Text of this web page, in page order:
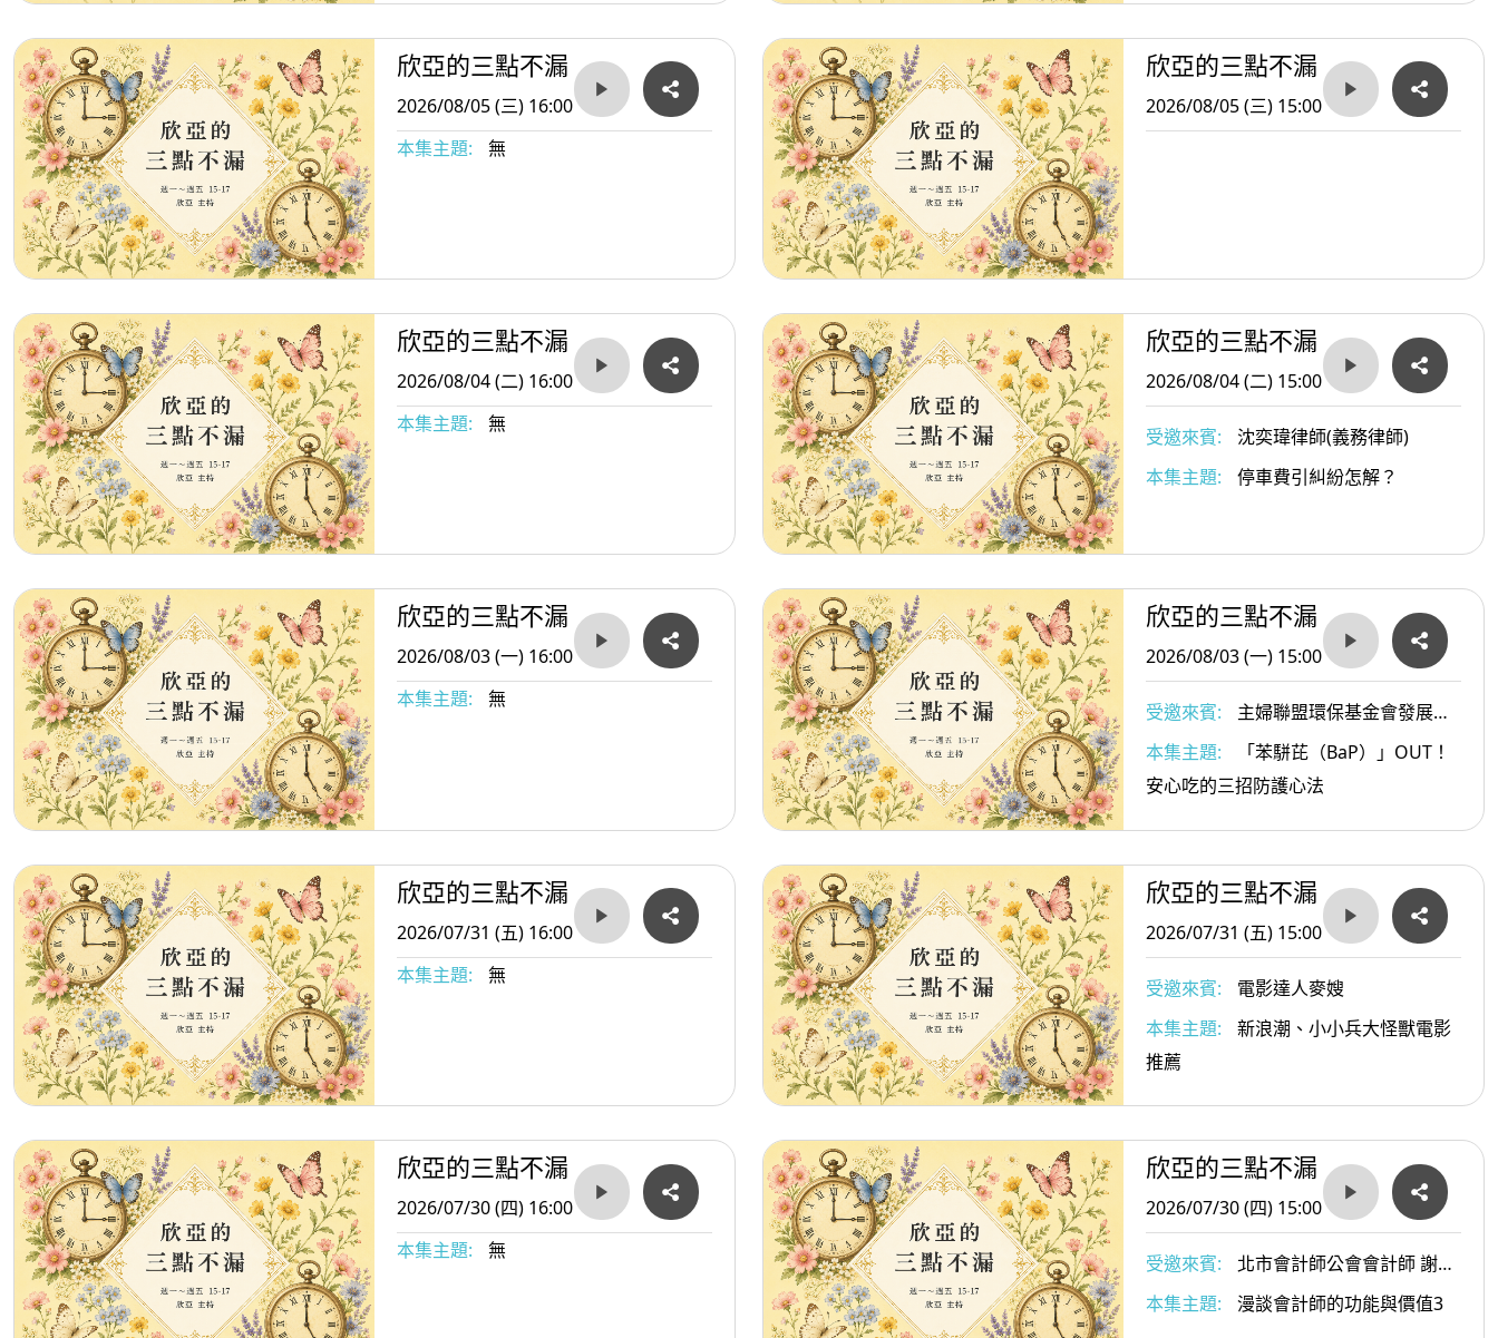
欣亞的三點不漏
2026/08/05 (三) 16:00
本集主題:
無
欣亞的三點不漏
2026/08/05 (三) 15:00
欣亞的三點不漏
2026/08/04 (二) 16:00
本集主題:
無
欣亞的三點不漏
2026/08/04 (二) 15:00
受邀來賓:
沈奕瑋律師(義務律師)
本集主題:
停車費引糾紛怎解？
欣亞的三點不漏
2026/08/03 (一) 16:00
本集主題:
無
欣亞的三點不漏
2026/08/03 (一) 15:00
受邀來賓:
主婦聯盟環保基金會發展部
主任 張靖姿
本集主題:
「苯駢芘（BaP）」OUT！
安心吃的三招防護心法
欣亞的三點不漏
2026/07/31 (五) 16:00
本集主題:
無
欣亞的三點不漏
2026/07/31 (五) 15:00
受邀來賓:
電影達人麥嫂
本集主題:
新浪潮、小小兵大怪獸電影
推薦
欣亞的三點不漏
2026/07/30 (四) 16:00
本集主題:
無
欣亞的三點不漏
2026/07/30 (四) 15:00
受邀來賓:
北市會計師公會會計師 謝國
松
本集主題: 漫談會計師的功能與價值3